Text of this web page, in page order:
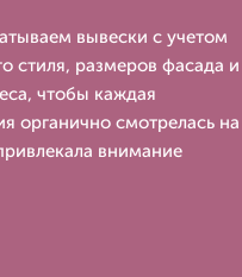
вывески с учетом
стиля, размеров фасада и
чтобы каждая
органично смотрелась на
внимание